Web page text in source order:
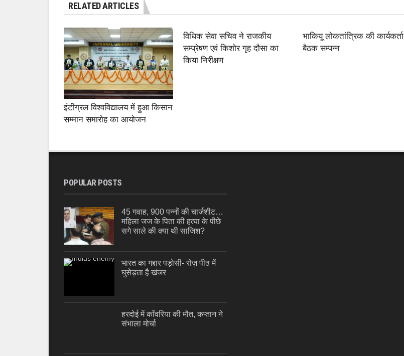
RELATED ARTICLES
इंटीग्रल विश्वविद्यालय में हुआ किसान
सम्मान समारोह का आयोजन
विधिक सेवा सचिव ने राजकीय
सम्प्रेषण एवं किशोर गृह दौसा का
किया निरीक्षण
भाकियू लोकतांत्रिक की कार्यकर्ता
बैठक सम्पन्न
POPULAR POSTS
45 गवाह, 900 पन्नों की चार्जशीट…
महिला जज के पिता की हत्या के पीछे
सगे साले की क्या थी साजिश?
भारत का गद्दार पड़ोसी- रोज़ पीठ में
घुसेड़ता है खंजर
हरदोई में काँवरिया की मौत, कप्तान ने
संभाला मोर्चा